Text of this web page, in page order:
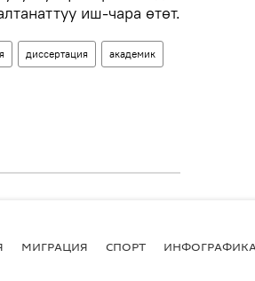
иш-чара өтөт.
диссертация академик
МИГРАЦИЯ СПОРТ ИНФОГРАФИКА